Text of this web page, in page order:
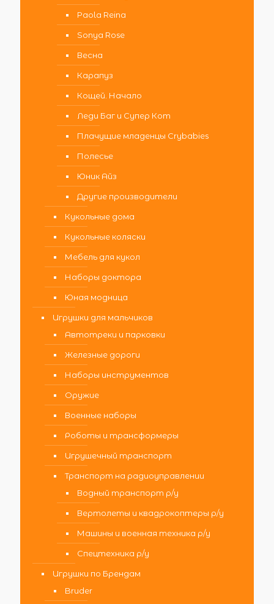
Paola Reina
Sonya Rose
Весна
Карапуз
Кощей. Начало
Леди Баг и Супер Кот
Плачущие младенцы Crybabies
Полесье
Юник Айз
Другие производители
Кукольные дома
Кукольные коляски
Мебель для кукол
Наборы доктора
Юная модница
Игрушки для мальчиков
Автотреки и парковки
Железные дороги
Наборы инструментов
Оружие
Военные наборы
Роботы и трансформеры
Игрушечный транспорт
Транспорт на радиоуправлении
Водный транспорт р/у
Вертолеты и квадрокоптеры р/у
Машины и военная техника р/у
Спецтехника р/у
Игрушки по Брендам
Bruder